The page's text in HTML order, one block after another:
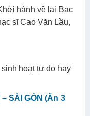
hành về lại Bạc
sĩ Cao Văn Lầu,
sinh hoạt tự do hay
SÀI GÒN (Ăn 3